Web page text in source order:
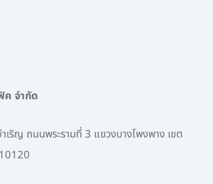
จำกัด
ริญ ถนนพระรามที่ 3 แขวงบางโพงพาง เขต